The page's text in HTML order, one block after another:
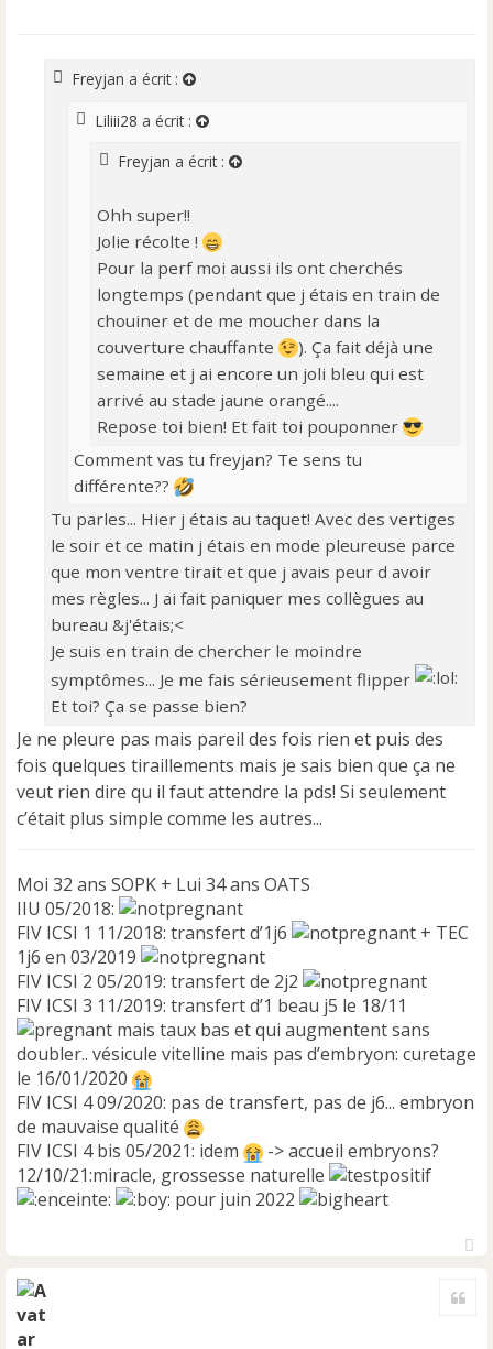
Freyjan a écrit :
Liliii28 a écrit :
Freyjan a écrit :
Ohh super!!
Jolie récolte !
Pour la perf moi aussi ils ont cherchés
longtemps (pendant que j étais en train de
chouiner et de me moucher dans la
couverture chauffante
). Ça fait déjà une
semaine et j ai encore un joli bleu qui est
arrivé au stade jaune orangé....
Repose toi bien! Et fait toi pouponner
Comment vas tu freyjan? Te sens tu
différente??
Tu parles... Hier j étais au taquet! Avec des vertiges
le soir et ce matin j étais en mode pleureuse parce
que mon ventre tirait et que j avais peur d avoir
mes règles... J ai fait paniquer mes collègues au
bureau &j'étais;<
Je suis en train de chercher le moindre
symptômes... Je me fais sérieusement flipper
Et toi? Ça se passe bien?
Je ne pleure pas mais pareil des fois rien et puis des
fois quelques tiraillements mais je sais bien que ça ne
veut rien dire qu il faut attendre la pds! Si seulement
c’était plus simple comme les autres...
Moi 32 ans SOPK + Lui 34 ans OATS
IIU 05/2018:
FIV ICSI 1 11/2018: transfert d’1j6
+ TEC
1j6 en 03/2019
FIV ICSI 2 05/2019: transfert de 2j2
FIV ICSI 3 11/2019: transfert d’1 beau j5 le 18/11
mais taux bas et qui augmentent sans
doubler.. vésicule vitelline mais pas d’embryon: curetage
le 16/01/2020
FIV ICSI 4 09/2020: pas de transfert, pas de j6... embryon
de mauvaise qualité
FIV ICSI 4 bis 05/2021: idem
-> accueil embryons?
12/10/21:miracle, grossesse naturelle
pour juin 2022